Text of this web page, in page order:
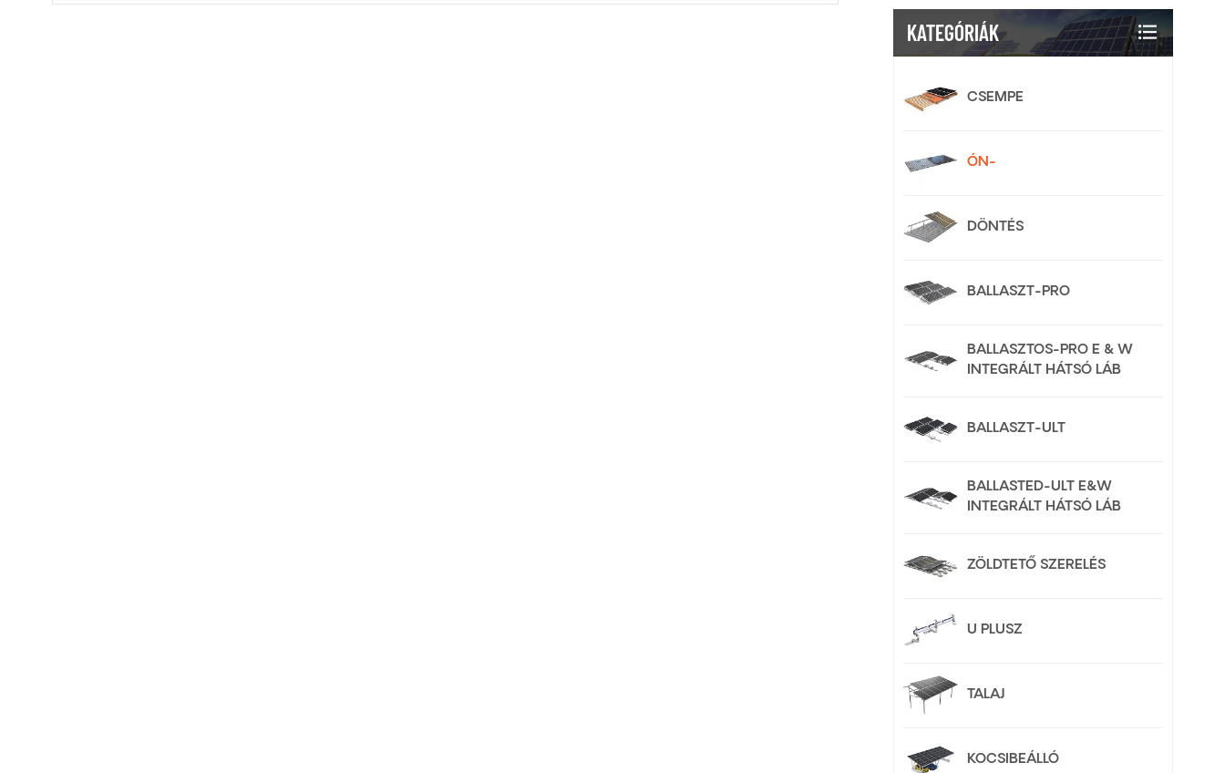
KATEGÓRIÁK
CSEMPE
ÓN-
DÖNTÉS
BALLASZT-PRO
BALLASZTOS-PRO E & W
INTEGRÁLT HÁTSÓ LÁB
BALLASZT-ULT
BALLASTED-ULT E&W
INTEGRÁLT HÁTSÓ LÁB
ZÖLDTETŐ SZERELÉS
U PLUSZ
TALAJ
KOCSIBEÁLLÓ